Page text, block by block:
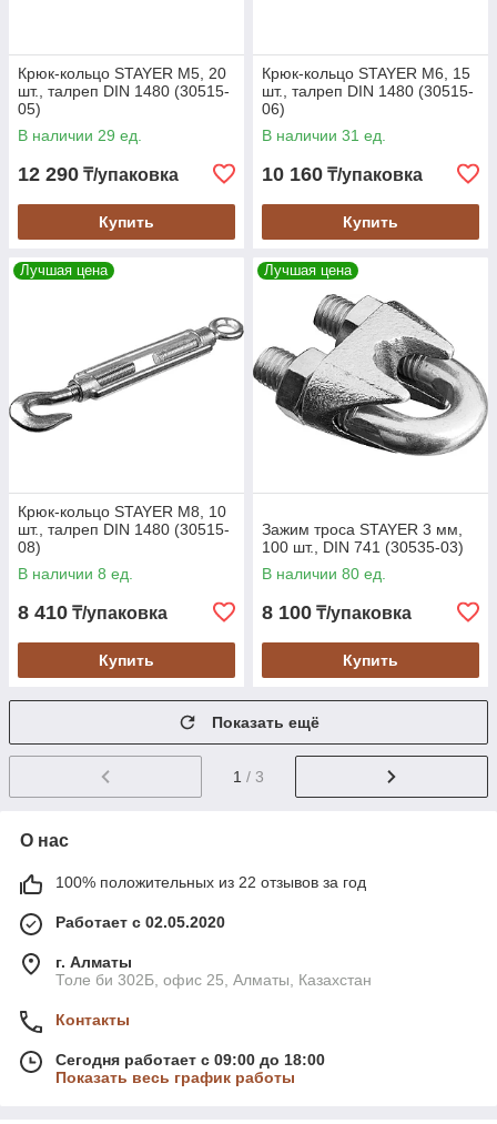
Крюк-кольцо STAYER М5, 20
шт., талреп DIN 1480 (30515-
05)
В наличии 29 ед.
12 290 ₸/упаковка
Купить
Крюк-кольцо STAYER М6, 15
шт., талреп DIN 1480 (30515-
06)
В наличии 31 ед.
10 160 ₸/упаковка
Купить
Лучшая цена
Крюк-кольцо STAYER М8, 10
шт., талреп DIN 1480 (30515-
08)
В наличии 8 ед.
8 410 ₸/упаковка
Купить
Лучшая цена
Зажим троса STAYER 3 мм,
100 шт., DIN 741 (30535-03)
В наличии 80 ед.
8 100 ₸/упаковка
Купить
Показать ещё
1 / 3
О нас
100% положительных из 22 отзывов за год
Работает с 02.05.2020
г. Алматы
Толе би 302Б, офис 25, Алматы, Казахстан
Контакты
Сегодня работает с 09:00 до 18:00
Показать весь график работы